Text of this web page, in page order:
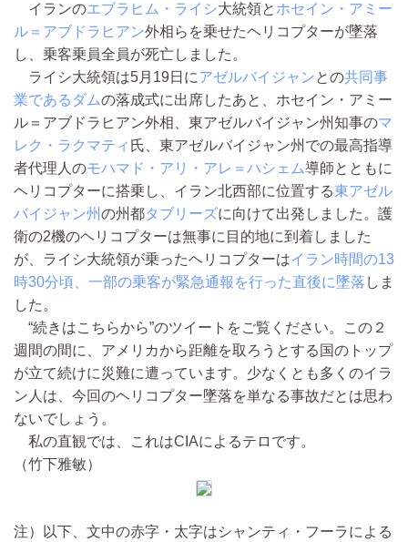
イランのエブラヒム・ライシ大統領と ホセイン・アミー
ル＝アブドラヒアン外相らを乗せたヘリコプターが墜落
し、乗客乗員全員が死亡しました。
ライシ大統領は5月19日にアゼルバイジャンとの共同事
業であるダムの落成式に出席したあと、ホセイン・アミー
ル＝アブドラヒアン外相、東アゼルバイジャン州知事のマ
レク・ラクマティ 氏、東アゼルバイジャン州での最高指導
者代理人のモハマド・アリ・アレ＝ハシェム導師とともに
ヘリコプターに搭乗し、イラン北西部に位置する東アゼル
バイジャン州の州都タブリーズに向けて出発しました。護
衛の2機のヘリコプターは無事に目的地に到着しました
が、ライシ大統領が乗ったヘリコプターはイラン時間の13
時30分頃、一部の乗客が緊急通報を行った直後に墜落 しま
した。
“続きはこちらから”のツイートをご覧ください。この２
週間の間に、アメリカから距離を取ろうとする国のトップ
が立て続けに災難に遭っています。少なくとも多くのイラ
ン人は、今回のヘリコプター墜落を単なる事故だとは思わ
ないでしょう。
私の直観では、これはCIAによるテロです。
（竹下雅敏）
注）以下、文中の赤字・太字はシャンティ・フーラによる